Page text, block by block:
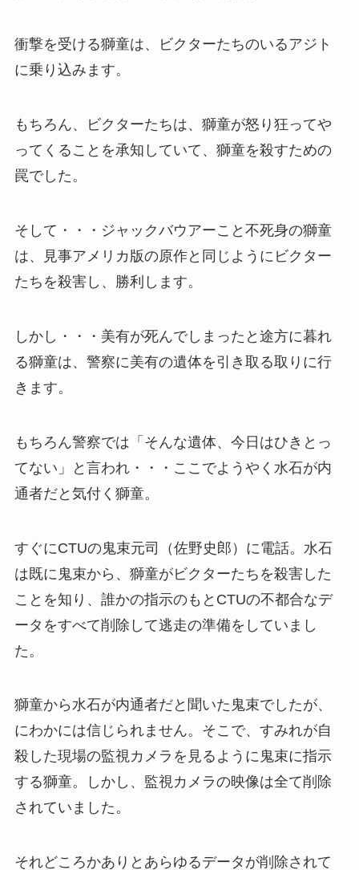
衝撃を受ける獅童は、ビクターたちのいるアジト
に乗り込みます。
もちろん、ビクターたちは、獅童が怒り狂ってや
ってくることを承知していて、獅童を殺すための
罠でした。
そして・・・ジャックバウアーこと不死身の獅童
は、見事アメリカ版の原作と同じようにビクター
たちを殺害し、勝利します。
しかし・・・美有が死んでしまったと途方に暮れ
る獅童は、警察に美有の遺体を引き取る取りに行
きます。
もちろん警察では「そんな遺体、今日はひきとっ
てない」と言われ・・・ここでようやく水石が内
通者だと気付く獅童。
すぐにCTUの鬼束元司（佐野史郎）に電話。水石
は既に鬼束から、獅童がビクターたちを殺害した
ことを知り、誰かの指示のもとCTUの不都合なデ
ータをすべて削除して逃走の準備をしていまし
た。
獅童から水石が内通者だと聞いた鬼束でしたが、
にわかには信じられません。そこで、すみれが自
殺した現場の監視カメラを見るように鬼束に指示
する獅童。しかし、監視カメラの映像は全て削除
されていました。
それどころかありとあらゆるデータが削除されて